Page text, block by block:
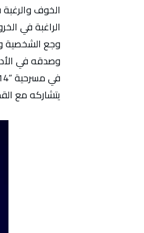
الخوف
الراغبة في
وجع الشخصية
وصدقه في
يتشاركه مع